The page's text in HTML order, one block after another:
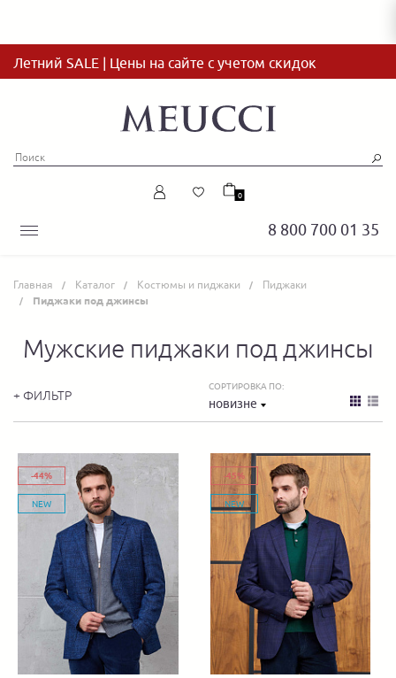
Летний SALE | Цены на сайте с учетом скидок
8 800 700 01 35
0
Главная Каталог Костюмы и пиджаки Пиджаки
Пиджаки под джинсы
Мужские пиджаки под джинсы
+ ФИЛЬТР
СОРТИРОВКА ПО:
новизне
-44%
NEW
-45%
NEW